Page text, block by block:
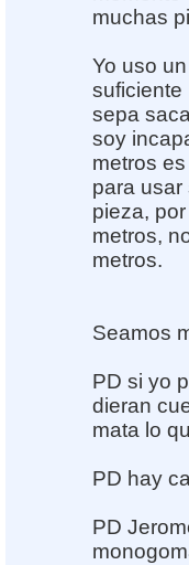
muchas
Yo uso
suficiente
sepa
soy
metros
para
pieza,
metros,
metros.
Seamos
PD si yo
dieran
mata lo
PD hay
PD